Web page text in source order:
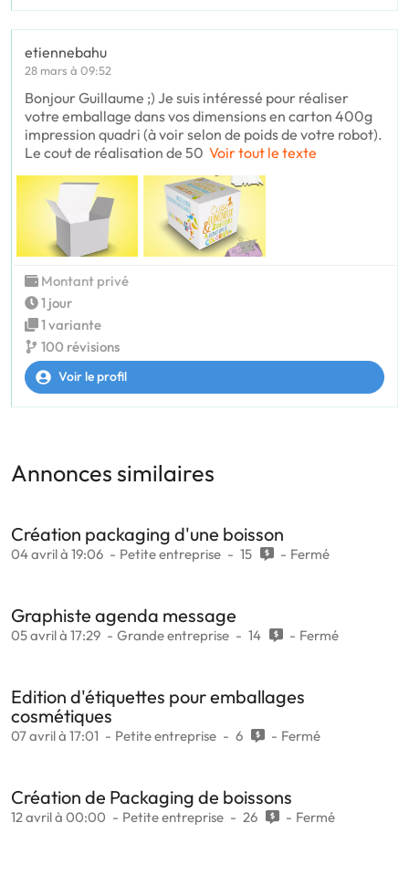
etiennebahu
28 mars à 09:52
Bonjour Guillaume ;) Je suis intéressé pour réaliser
votre emballage dans vos dimensions en carton 400g
impression quadri (à voir selon de poids de votre robot).
Le cout de réalisation de 50 Voir tout le texte
Montant privé
1 jour
1 variante
100 révisions
Voir le profil
Annonces similaires
Création packaging d'une boisson
04 avril à 19:06 Petite entreprise 15 Fermé
Graphiste agenda message
05 avril à 17:29 Grande entreprise 14 Fermé
Edition d'étiquettes pour emballages
cosmétiques
07 avril à 17:01 Petite entreprise 6 Fermé
Création de Packaging de boissons
12 avril à 00:00 Petite entreprise 26 Fermé